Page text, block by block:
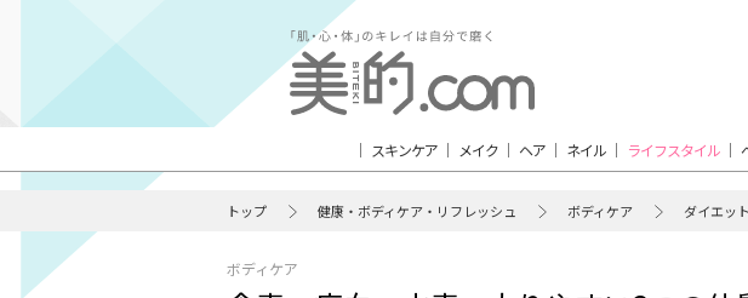
スキンケア メイク ヘア ネイル ライフスタイル
トップ 健康・ボディケア・リフレッシュ ボディケア ダイエット
ボディケア